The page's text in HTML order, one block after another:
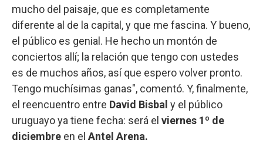
mucho del paisaje, que es completamente
diferente al de la capital, y que me fascina. Y bueno,
el público es genial. He hecho un montón de
conciertos allí; la relación que tengo con ustedes
es de muchos años, así que espero volver pronto.
Tengo muchísimas ganas", comentó. Y, finalmente,
el reencuentro entre David Bisbal y el público
uruguayo ya tiene fecha: será el viernes 1º de
diciembre en el Antel Arena.